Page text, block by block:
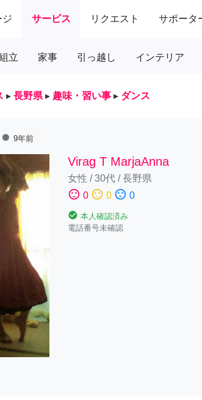
ジ サービス リクエスト サポータ
立 家事 引っ越し インテリア
▸ 長野県 ▸ 趣味・習い事 ▸ ダンス
fiber_manual_record 9年前
Virag T MarjaAnna
女性 /30代/長野県
sentiment_satisfied 0 sentiment_neutral 0 sentiment_dissatisfied 0
check_circle 本人確認済み
電話番号未確認